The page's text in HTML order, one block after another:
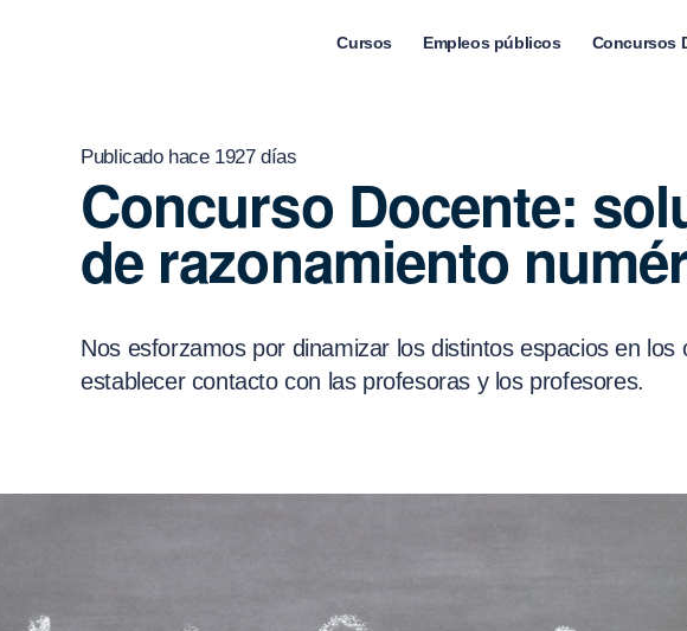
Cursos Empleos públicos Concursos
Publicado hace 1927 días
Concurso Docente:
de razonamiento
Nos esforzamos por dinamizar los distintos espacios en los
establecer contacto con las profesoras y los profesores.